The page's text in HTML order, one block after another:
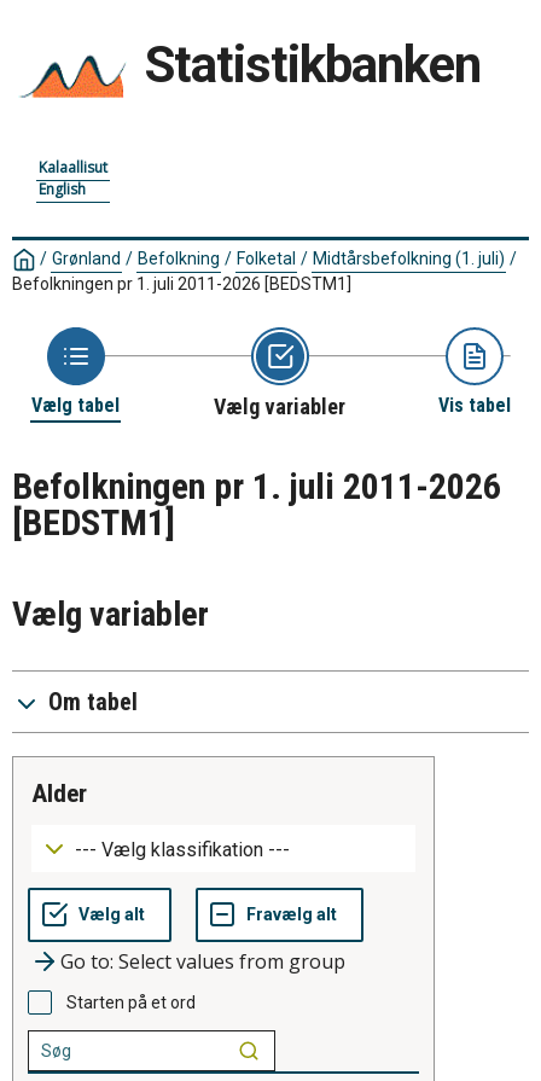
Statistikbanken
Kalaallisut
English
/ Grønland / Befolkning / Folketal / Midtårsbefolkning (1. juli) /
Befolkningen pr 1. juli 2011-2026 [BEDSTM1]
Vælg tabel Vælg variabler Vis tabel
Befolkningen pr 1. juli 2011-2026
[BEDSTM1]
Vælg variabler
Om tabel
alder
Go to: Select values from group
Starten på et ord